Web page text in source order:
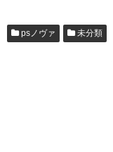
psノヴァ 未分類